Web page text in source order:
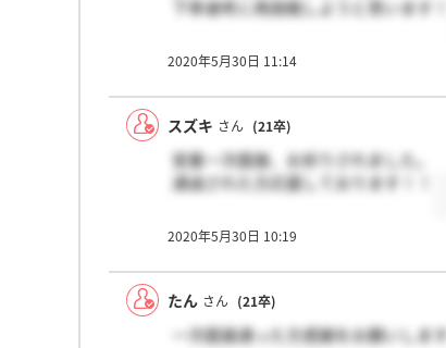
下季選考に再挑戦しようと思います！
2020年5月30日 11:14
スズキ さん (21卒)
営業一次面接、お祈りされました。
通過された方応援しております！！
2020年5月30日 10:19
たん さん (21卒)
一次面接通った方感謝をお願いします